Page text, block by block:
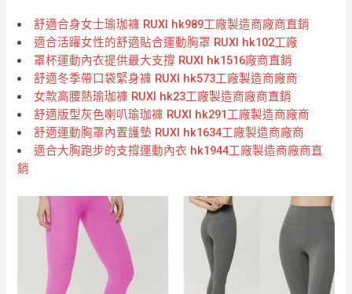
舒適合身女士瑜珈褲 RUXI hk989工廠製造商廠商直銷
適合活躍女性的舒適貼合運動胸罩 RUXI hk102工廠
罩杯運動內衣提供最大支撐 RUXI hk1516廠商直銷
舒適冬季帶口袋緊身褲 RUXI hk573工廠製造商廠商
女款高腰熱瑜珈褲 RUXI hk23工廠製造商廠商直銷
舒適版型灰色喇叭瑜珈褲 RUXI hk291工廠製造商廠商
舒適運動胸罩內置護墊 RUXI hk1634工廠製造商廠商
適合大胸跑步的支撐運動內衣 hk1944工廠製造商廠商直
銷